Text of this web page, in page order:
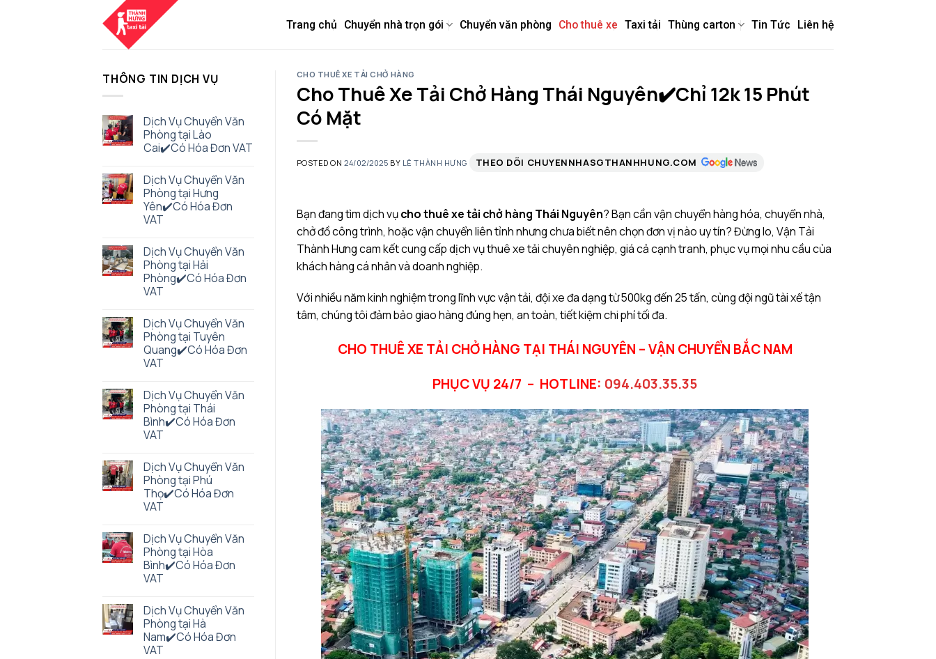
Trang chủ Chuyển nhà trọn gói Chuyển văn phòng Cho thuê xe Taxi tải Thùng carton Tin Tức Liên hệ
THÔNG TIN DỊCH VỤ
Dịch Vụ Chuyển Văn
Phòng tại Lào
Cai✔️Có Hóa Đơn VAT
Dịch Vụ Chuyển Văn
Phòng tại Hưng
Yên✔️Có Hóa Đơn
VAT
Dịch Vụ Chuyển Văn
Phòng tại Hải
Phòng✔️Có Hóa Đơn
VAT
Dịch Vụ Chuyển Văn
Phòng tại Tuyên
Quang✔️Có Hóa Đơn
VAT
Dịch Vụ Chuyển Văn
Phòng tại Thái
Bình✔️Có Hóa Đơn
VAT
Dịch Vụ Chuyển Văn
Phòng tại Phú
Thọ✔️Có Hóa Đơn
VAT
Dịch Vụ Chuyển Văn
Phòng tại Hòa
Bình✔️Có Hóa Đơn
VAT
Dịch Vụ Chuyển Văn
Phòng tại Hà
Nam✔️Có Hóa Đơn
VAT
CHO THUÊ XE TẢI CHỞ HÀNG
Cho Thuê Xe Tải Chở Hàng Thái Nguyên✔️Chỉ 12k 15 Phút
Có Mặt
POSTED ON24/02/2025 BY LÊ THÀNH HƯNG THEO DÕI CHUYENNHASGTHANHHUNG.COM
Bạn đang tìm dịch vụcho thuê xe tải chở hàng Thái Nguyên? Bạn cần vận chuyển hàng hóa, chuyển nhà,
chở đồ công trình, hoặc vận chuyển liên tỉnh nhưng chưa biết nên chọn đơn vị nào uy tín? Đừng lo, Vận Tải
Thành Hưng cam kết cung cấp dịch vụ thuê xe tải chuyên nghiệp, giá cả cạnh tranh, phục vụ mọi nhu cầu của
khách hàng cá nhân và doanh nghiệp.
Với nhiều năm kinh nghiệm trong lĩnh vực vận tải, đội xe đa dạng từ 500kg đến 25 tấn, cùng đội ngũ tài xế tận
tâm, chúng tôi đảm bảo giao hàng đúng hẹn, an toàn, tiết kiệm chi phí tối đa.
CHO THUÊ XE TẢI CHỞ HÀNG TẠI THÁI NGUYÊN – VẬN CHUYỂN BẮC NAM
PHỤC VỤ 24/7 – HOTLINE: 094.403.35.35